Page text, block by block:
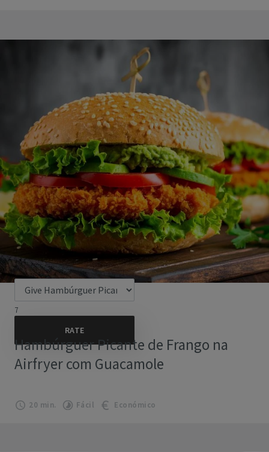
7
Hambúrguer Picante de Frango na
Airfryer com Guacamole
20 min. Fácil Económico